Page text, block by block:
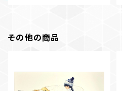
その他の商品